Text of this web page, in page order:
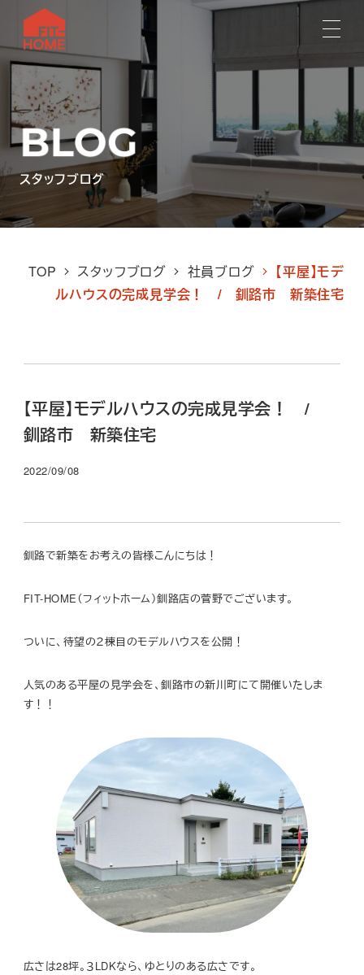
スタッフブログ
TOP スタッフブログ 社員ブログ
【平屋】モデ
ルハウスの完成見学会！ / 釧路市 新築住宅
【平屋】モデルハウスの完成見学会！ /
釧路市 新築住宅
2022/09/08
釧路で新築をお考えの皆様こんにちは！
FIT-HOME（フィットホーム）釧路店の菅野でございます。
ついに、待望の２棟目のモデルハウスを公開！
人気のある平屋の見学会を、釧路市の新川町にて開催いたしま
す！！
広さは28坪。３LDKなら、ゆとりのある広さです。